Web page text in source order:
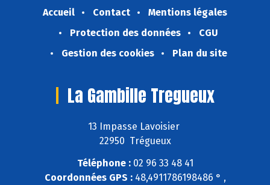
Accueil Contact
Mentions légales
Protection des données
CGU
Gestion des cookies
Plan du site
La Gambille Tregueux
13 Impasse Lavoisier
22950 Trégueux
Téléphone :02 96 33 48 41
Coordonnées GPS :48,4911786198486 ° ,